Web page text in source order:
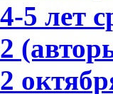
4-5 лет
2
2